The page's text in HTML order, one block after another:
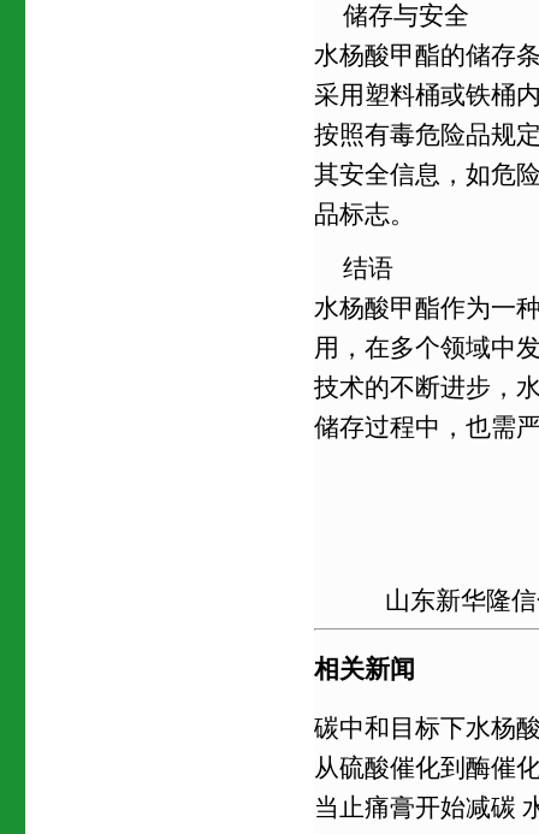
储存与安全
水杨酸甲酯的储存
采用塑料桶或铁桶
按照有毒危险品规
其安全信息，如危
品标志。
结语
水杨酸甲酯作为一
用，在多个领域中
技术的不断进步，
储存过程中，也需
山东新华隆
相关新闻
碳中和目标下水杨
从硫酸催化到酶催
当止痛膏开始减碳